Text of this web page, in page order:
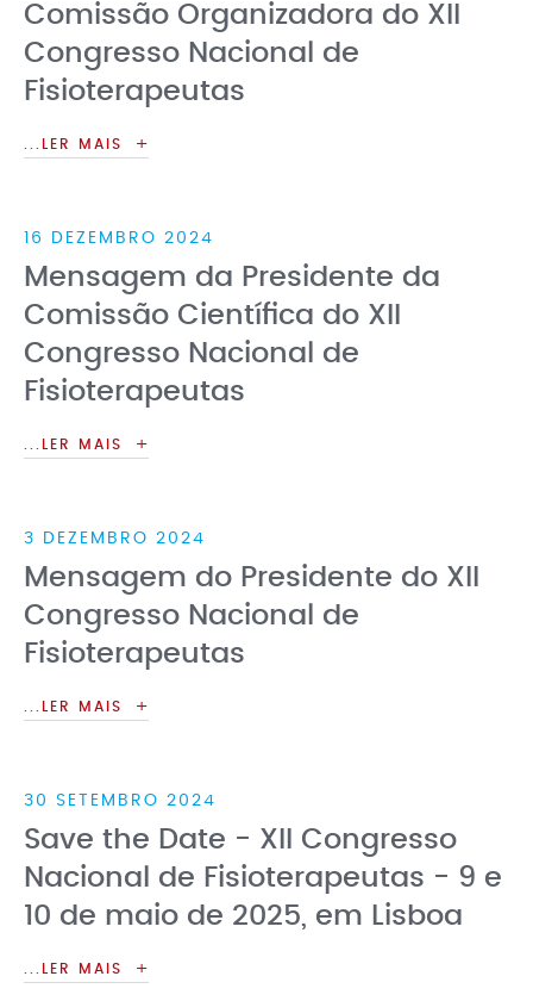
Comissão Organizadora do XII
Congresso Nacional de
Fisioterapeutas
...LER MAIS
16 DEZEMBRO 2024
Mensagem da Presidente da
Comissão Científica do XII
Congresso Nacional de
Fisioterapeutas
...LER MAIS
3 DEZEMBRO 2024
Mensagem do Presidente do XII
Congresso Nacional de
Fisioterapeutas
...LER MAIS
30 SETEMBRO 2024
Save the Date - XII Congresso
Nacional de Fisioterapeutas - 9 e
10 de maio de 2025, em Lisboa
...LER MAIS